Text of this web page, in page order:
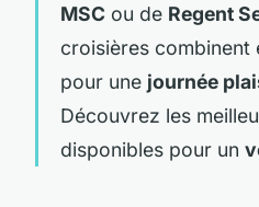
MSC ou de Regent
croisières combinent
pour une journée
Découvrez les
disponibles pour un